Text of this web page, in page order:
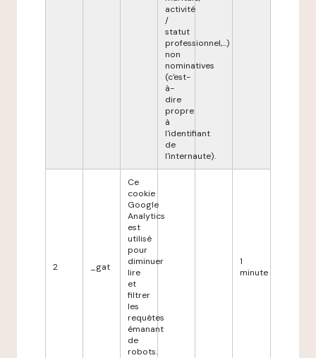
activité
/
statut
professionnel,...)
non
nominatives
(c'est-
à-
dire
propre
à
l'identifiant
de
l'internaute).
2 _gat
Ce
cookie
Google
Analytics
est
utilisé
pour
diminuer
lire
et
filtrer
les
requêtes
émanant
de
robots.
1
minute